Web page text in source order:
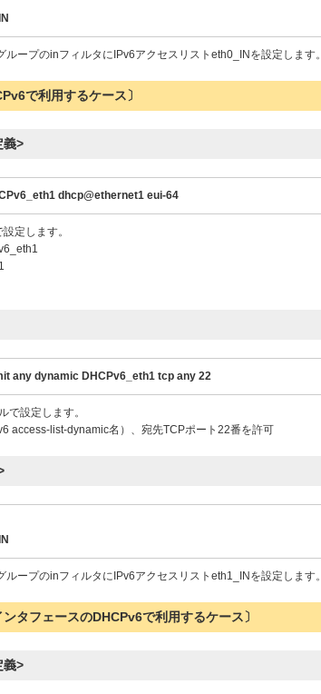
ープのinフィルタにIPv6アクセスリストeth0_INを設定します。
で利用するケース〕
>
dhcp@ethernet1 eui-64
定します。
any dynamic DHCPv6_eth1 tcp any 22
で設定します。
access-list-dynamic名）、宛先TCPポート22番を許可
ープのinフィルタにIPv6アクセスリストeth1_INを設定します。
タフェースのDHCPv6で利用するケース〕
>